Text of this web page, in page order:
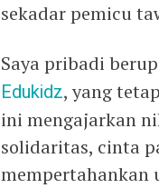
sekadar pemicu
Saya pribadi
Edukidz, yang
ini mengajarkan
solidaritas, cinta
mempertahankan